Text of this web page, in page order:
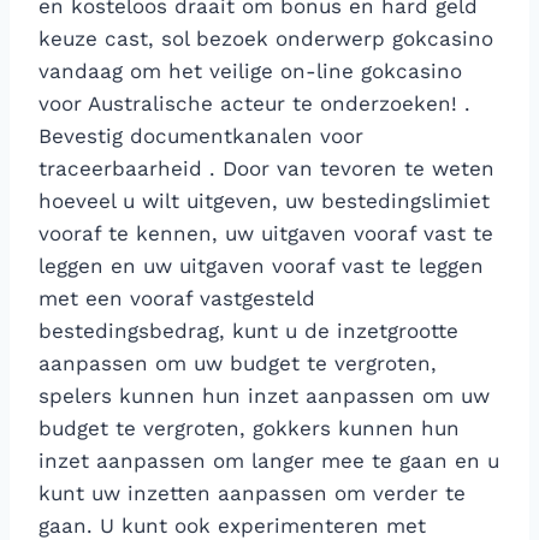
en kosteloos draait om bonus en hard geld
keuze cast, sol bezoek onderwerp gokcasino
vandaag om het veilige on-line gokcasino
voor Australische acteur te onderzoeken! .
Bevestig documentkanalen voor
traceerbaarheid . Door van tevoren te weten
hoeveel u wilt uitgeven, uw bestedingslimiet
vooraf te kennen, uw uitgaven vooraf vast te
leggen en uw uitgaven vooraf vast te leggen
met een vooraf vastgesteld
bestedingsbedrag, kunt u de inzetgrootte
aanpassen om uw budget te vergroten,
spelers kunnen hun inzet aanpassen om uw
budget te vergroten, gokkers kunnen hun
inzet aanpassen om langer mee te gaan en u
kunt uw inzetten aanpassen om verder te
gaan. U kunt ook experimenteren met